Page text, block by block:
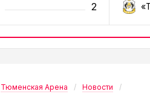
2
Тюменская Арена Новости